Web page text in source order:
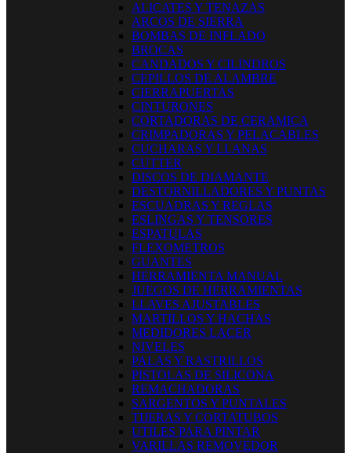
ALICATES Y TENAZAS
ARCOS DE SIERRA
BOMBAS DE INFLADO
BROCAS
CANDADOS Y CILINDROS
CEPILLOS DE ALAMBRE
CIERRAPUERTAS
CINTURONES
CORTADORAS DE CERAMICA
CRIMPADORAS Y PELACABLES
CUCHARAS Y LLANAS
CUTTER
DISCOS DE DIAMANTE
DESTORNILLADORES Y PUNTAS
ESCUADRAS Y REGLAS
ESLINGAS Y TENSORES
ESPATULAS
FLEXOMETROS
GUANTES
HERRAMIENTA MANUAL
JUEGOS DE HERRAMIENTAS
LLAVES AJUSTABLES
MARTILLOS Y HACHAS
MEDIDORES LACER
NIVELES
PALAS Y RASTRILLOS
PISTOLAS DE SILICONA
REMACHADORAS
SARGENTOS Y PUNTALES
TIJERAS Y CORTATUBOS
UTILES PARA PINTAR
VARILLAS REMOVEDOR